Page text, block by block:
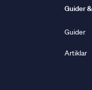
Guider
Guider
Artiklar